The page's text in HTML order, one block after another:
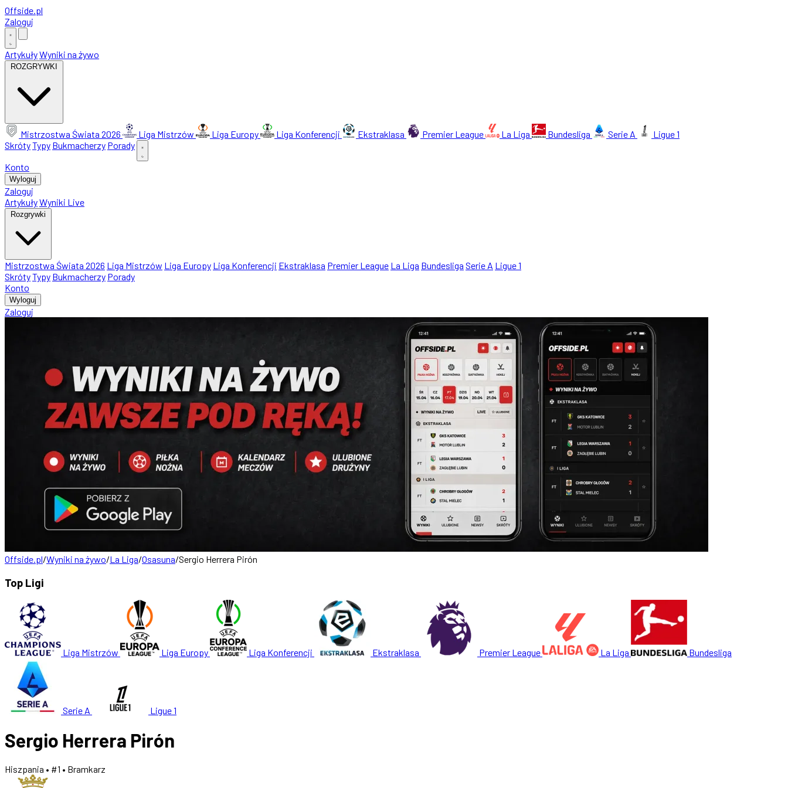
Offside.pl
Zaloguj
ArtykułyWyniki na żywo
ROZGRYWKI
Mistrzostwa Świata 2026 Liga Mistrzów Liga Europy Liga Konferencji Ekstraklasa Premier League La Liga Bundesliga Serie A
Ligue 1
SkrótyTypy Bukmacherzy Porady
Konto
Wyloguj
Zaloguj
ArtykułyWyniki Live
Rozgrywki
Mistrzostwa Świata 2026 Liga Mistrzów Liga Europy Liga Konferencji Ekstraklasa Premier League La Liga Bundesliga Serie A Ligue 1
SkrótyTypy Bukmacherzy Porady
Konto
Wyloguj
Zaloguj
Offside.pl/Wyniki na żywo/La Liga/Osasuna/Sergio Herrera Pirón
Top Ligi
Liga Mistrzów Liga Europy Liga Konferencji Ekstraklasa Premier League La Liga Bundesliga
Serie A Ligue 1
Sergio Herrera Pirón
Hiszpania • #1 • Bramkarz